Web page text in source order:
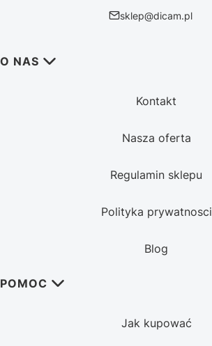
sklep@dicam.pl
Linki w stopce
O NAS
Kontakt
Nasza oferta
Regulamin sklepu
Polityka prywatnosci
Blog
POMOC
Jak kupować